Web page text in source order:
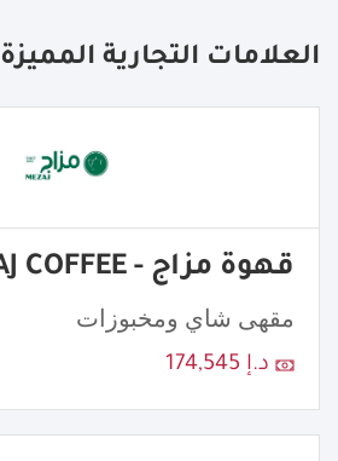
العلامات التجارية المميزة
قهوة مزاج - MEZAJ COFFEE
مقهى شاي ومخبوزات
د.إ 174,545